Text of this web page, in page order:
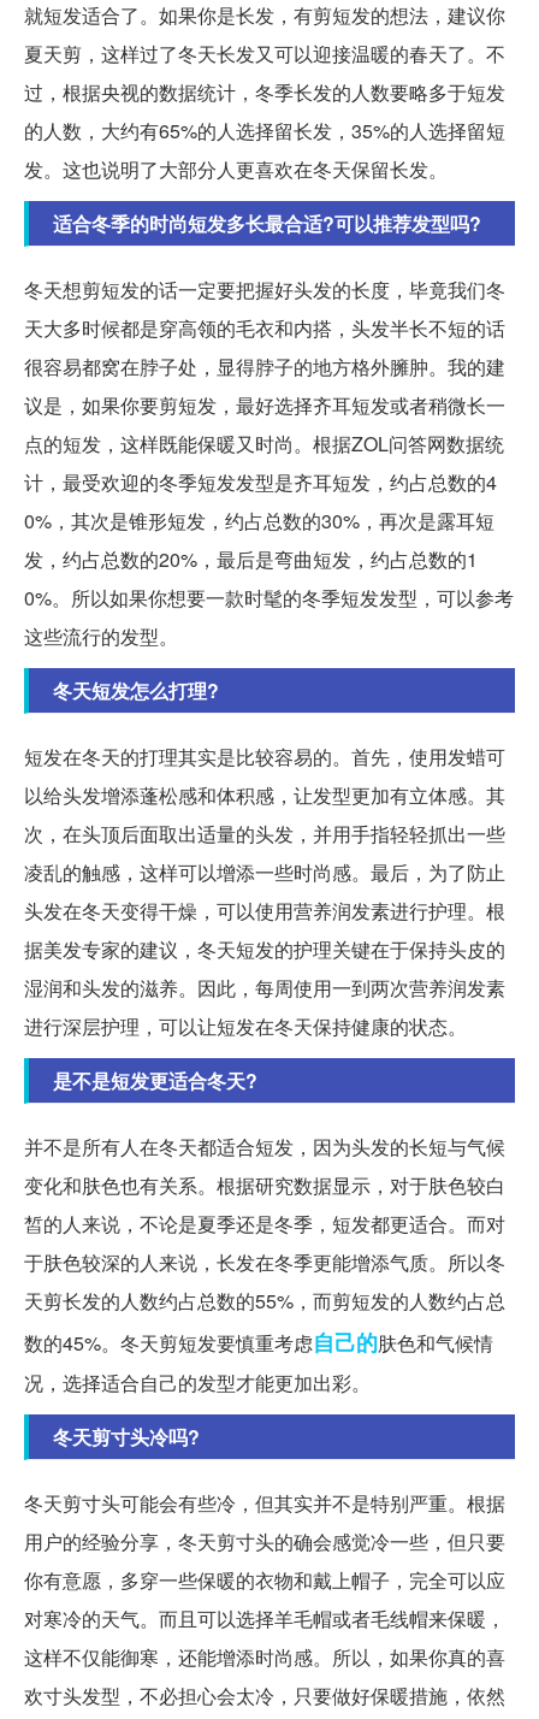
就短发适合了。如果你是长发，有剪短发的想法，建议你
夏天剪，这样过了冬天长发又可以迎接温暖的春天了。不
过，根据央视的数据统计，冬季长发的人数要略多于短发
的人数，大约有65%的人选择留长发，35%的人选择留短
发。这也说明了大部分人更喜欢在冬天保留长发。
适合冬季的时尚短发多长最合适?可以推荐发型吗?
冬天想剪短发的话一定要把握好头发的长度，毕竟我们冬
天大多时候都是穿高领的毛衣和内搭，头发半长不短的话
很容易都窝在脖子处，显得脖子的地方格外臃肿。我的建
议是，如果你要剪短发，最好选择齐耳短发或者稍微长一
点的短发，这样既能保暖又时尚。根据ZOL问答网数据统
计，最受欢迎的冬季短发发型是齐耳短发，约占总数的4
0%，其次是锥形短发，约占总数的30%，再次是露耳短
发，约占总数的20%，最后是弯曲短发，约占总数的1
0%。所以如果你想要一款时髦的冬季短发发型，可以参考
这些流行的发型。
冬天短发怎么打理?
短发在冬天的打理其实是比较容易的。首先，使用发蜡可
以给头发增添蓬松感和体积感，让发型更加有立体感。其
次，在头顶后面取出适量的头发，并用手指轻轻抓出一些
凌乱的触感，这样可以增添一些时尚感。最后，为了防止
头发在冬天变得干燥，可以使用营养润发素进行护理。根
据美发专家的建议，冬天短发的护理关键在于保持头皮的
湿润和头发的滋养。因此，每周使用一到两次营养润发素
进行深层护理，可以让短发在冬天保持健康的状态。
是不是短发更适合冬天?
并不是所有人在冬天都适合短发，因为头发的长短与气候
变化和肤色也有关系。根据研究数据显示，对于肤色较白
皙的人来说，不论是夏季还是冬季，短发都更适合。而对
于肤色较深的人来说，长发在冬季更能增添气质。所以冬
天剪长发的人数约占总数的55%，而剪短发的人数约占总
数的45%。冬天剪短发要慎重考虑自己的肤色和气候情
况，选择适合自己的发型才能更加出彩。
冬天剪寸头冷吗?
冬天剪寸头可能会有些冷，但其实并不是特别严重。根据
用户的经验分享，冬天剪寸头的确会感觉冷一些，但只要
你有意愿，多穿一些保暖的衣物和戴上帽子，完全可以应
对寒冷的天气。而且可以选择羊毛帽或者毛线帽来保暖，
这样不仅能御寒，还能增添时尚感。所以，如果你真的喜
欢寸头发型，不必担心会太冷，只要做好保暖措施，依然